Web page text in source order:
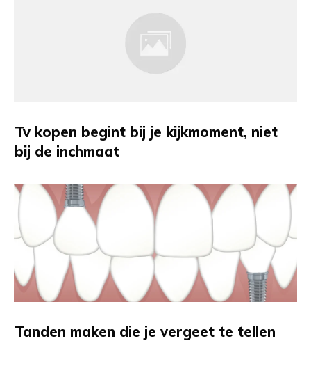
Tv kopen begint bij je kijkmoment, niet
bij de inchmaat
Tanden maken die je vergeet te tellen